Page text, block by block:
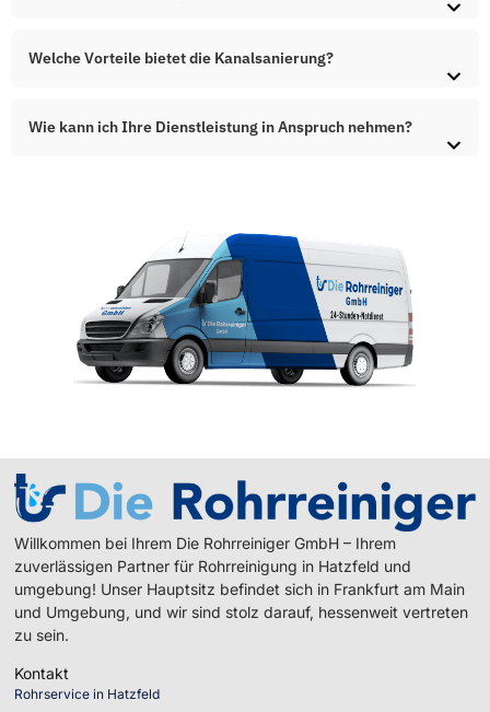
Welche Vorteile bietet die Kanalsanierung?
Wie kann ich Ihre Dienstleistung in Anspruch nehmen?
Willkommen bei Ihrem Die Rohrreiniger GmbH – Ihrem
zuverlässigen Partner für Rohrreinigung in Hatzfeld und
umgebung! Unser Hauptsitz befindet sich in Frankfurt am Main
und Umgebung, und wir sind stolz darauf, hessenweit vertreten
zu sein.
Kontakt
Rohrservice in Hatzfeld